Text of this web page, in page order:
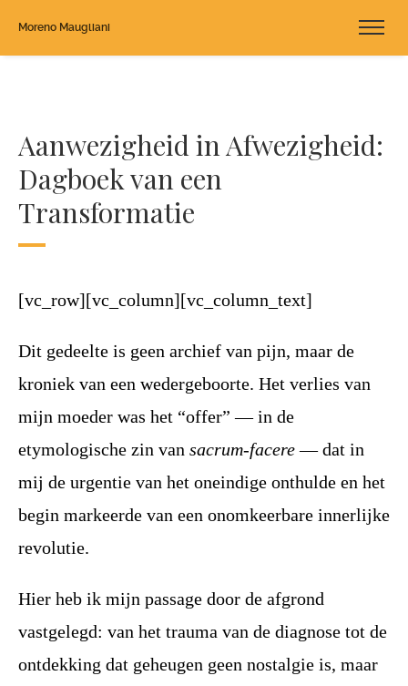
Moreno Maugliani
Aanwezigheid in Afwezigheid:
Dagboek van een
Transformatie
[vc_row][vc_column][vc_column_text]
Dit gedeelte is geen archief van pijn, maar de
kroniek van een wedergeboorte. Het verlies van
mijn moeder was het “offer” — in de
etymologische zin van sacrum-facere— dat in
mij de urgentie van het oneindige onthulde en het
begin markeerde van een onomkeerbare innerlijke
revolutie.
Hier heb ik mijn passage door de afgrond
vastgelegd: van het trauma van de diagnose tot de
ontdekking dat geheugen geen nostalgie is, maar